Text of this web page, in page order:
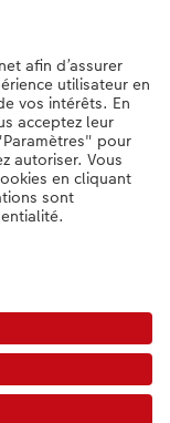
produit ?015 29 56 13
: 12.00 - 16:00h]
légales|Accessibilité